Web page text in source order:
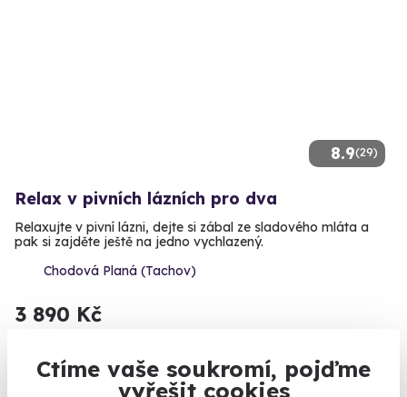
Ctíme vaše soukromí, pojďme
vyřešit cookies
8.9(29)
Relax v pivních lázních pro dva
Relaxujte v pivní lázni, dejte si zábal ze sladového mláta a
pak si zajděte ještě na jedno vychlazený.
Chodová Planá (Tachov)
3 890 Kč